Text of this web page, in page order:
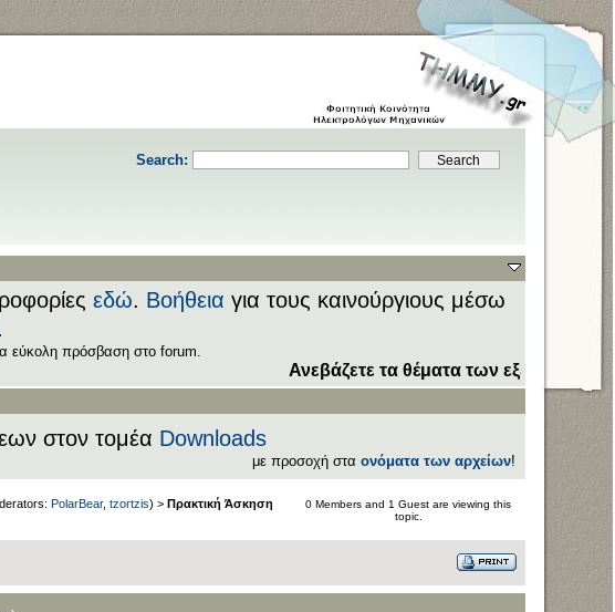
Search:
εδώ. Βοήθεια για τους καινούργιους μέσω
εύκολη πρόσβαση στο forum.
Ανεβάζετε τα θέματα των εξετάσεων στον
στον τομέα Downloads
με προσοχή στα ονόματα των αρχείων!
PolarBear, tzortzis) > Πρακτική Άσκηση
0 Members and 1 Guest are viewing this
topic.